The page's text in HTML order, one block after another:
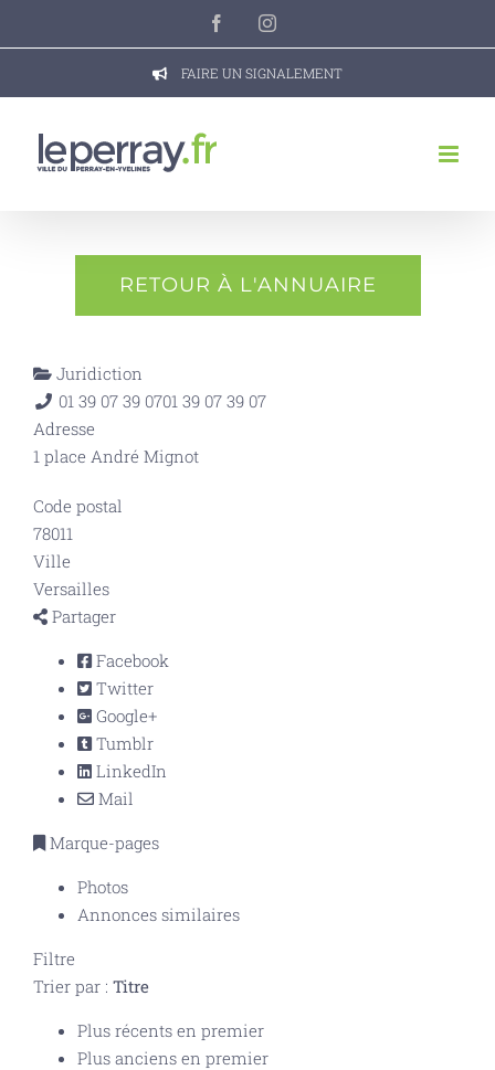
FacebookInstagram
FAIRE UN SIGNALEMENT
RETOUR À L'ANNUAIRE
Juridiction
01 39 07 39 0701 39 07 39 07
Adresse
1 place André Mignot
Code postal
78011
Ville
Versailles
Partager
Facebook
Twitter
Google+
Tumblr
LinkedIn
Mail
Marque-pages
Photos
Annonces similaires
Filtre
Trier par : Titre
Plus récents en premier
Plus anciens en premier